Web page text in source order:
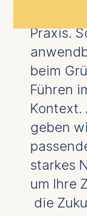
Praxis.
beim
Führen
Kontext.
geben
starkes
um Ihre
die